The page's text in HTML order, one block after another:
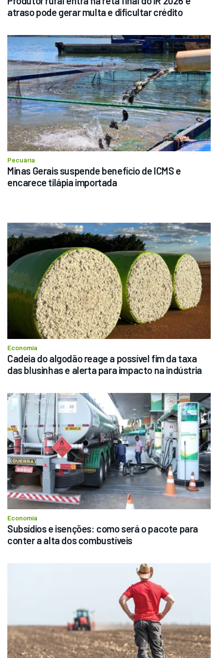
atraso pode gerar multa e dificultar crédito
Pecuária
Minas Gerais suspende benefício de ICMS e
encarece tilápia importada
Economia
Cadeia do algodão reage a possível fim da taxa
das blusinhas e alerta para impacto na indústria
Economia
Subsídios e isenções: como será o pacote para
conter a alta dos combustíveis